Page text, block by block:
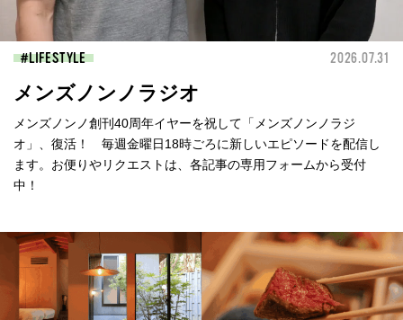
LIFESTYLE 2026.07.31
メンズノンノラジオ
メンズノンノ創刊40周年イヤーを祝して「メンズノンノラジ
オ」、復活！ 毎週金曜日18時ごろに新しいエピソードを配信し
ます。お便りやリクエストは、各記事の専用フォームから受付
中！